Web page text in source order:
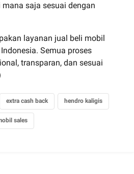
saja sesuai dengan
layanan jual beli mobil
Semua proses
transparan, dan sesuai
extra cash back hendro kaligis
sales